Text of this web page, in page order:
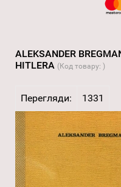
ALEKSANDER
HITLERA (Код товару: )
Перегляди: 1331